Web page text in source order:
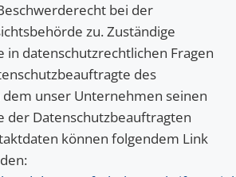
bei der
zu. Zuständige
in datenschutzrechtlichen Fragen
des
dem unser Unternehmen seinen
der Datenschutzbeauftragten
können folgendem Link